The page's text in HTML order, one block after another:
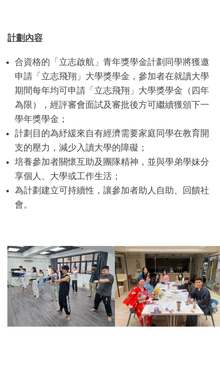
計劃內容
合資格的「立志啟航」青年獎學金計劃同學將獲邀
申請「立志飛翔」大學獎學金，參加者在就讀大學
期間每年均可申請「立志飛翔」大學獎學金（四年
為限），經評審會面試及審批後方可繼續獲頒下一
學年獎學金；
計劃目的為紓緩來自有經濟需要家庭同學在教育開
支的壓力，減少入讀大學的障礙；
培養參加者關懷互助及團隊精神，並與學弟學妹分
享個人、大學或工作生活；
為計劃建立可持續性，讓參加者助人自助、回饋社
會。